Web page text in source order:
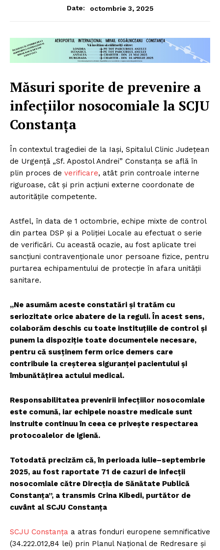
Date:
octombrie 3, 2025
Măsuri sporite de prevenire a
infecțiilor nosocomiale la SCJU
Constanța
În contextul tragediei de la Iași, Spitalul Clinic Județean
de Urgență „Sf. Apostol Andrei” Constanța se află în
plin proces de verificare, atât prin controale interne
riguroase, cât și prin acțiuni externe coordonate de
autoritățile competente.
Astfel, în data de 1 octombrie, echipe mixte de control
din partea DSP și a Poliției Locale au efectuat o serie
de verificări. Cu această ocazie, au fost aplicate trei
sancțiuni contravenționale unor persoane fizice, pentru
purtarea echipamentului de protecție în afara unității
sanitare.
„Ne asumăm aceste constatări și tratăm cu
seriozitate orice abatere de la reguli. În acest sens,
colaborăm deschis cu toate instituțiile de control și
punem la dispoziție toate documentele necesare,
pentru că susținem ferm orice demers care
contribuie la creșterea siguranței pacientului și
îmbunătățirea actului medical.
Responsabilitatea prevenirii infecțiilor nosocomiale
este comună, iar echipele noastre medicale sunt
instruite continuu în ceea ce privește respectarea
protocoalelor de igienă.
Totodată precizăm că, în perioada iulie–septembrie
2025, au fost raportate 71 de cazuri de infecții
nosocomiale către Direcția de Sănătate Publică
Constanța”, a transmis Crina Kibedi, purtător de
cuvânt al SCJU Constanța
SCJU Constanța a atras fonduri europene semnificative
(34.222.012,84 lei) prin Planul Național de Redresare și